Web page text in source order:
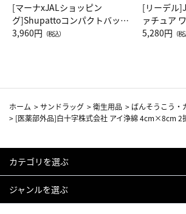
[マーナxJALショッピン
グ]Shupattoコンパクトバッグ
Drop JAL客室乗務員（LC）ス
3,960円 （税込）
[リーデル
ァチュア
ト（レッド
5,280円 （税
ホーム >サンドラッグ >衛生用品 > ばんそうこう・
> [医薬部外品]白十字株式会社 アイ浄綿 4cm×8cm 2
カテゴリを選ぶ
ジャンルを選ぶ